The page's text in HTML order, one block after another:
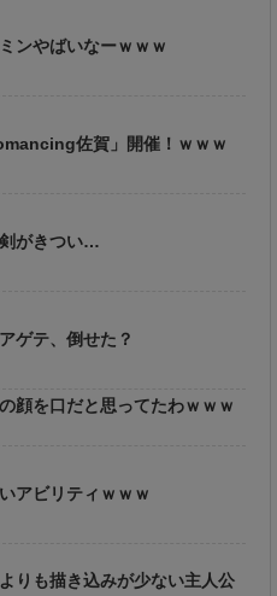
ンやばいなーｗｗｗ
佐賀」開催！ｗｗｗ
剣がきつい…
ゲテ、倒せた？
顔を口だと思ってたわｗｗｗ
アビリティｗｗｗ
りも描き込みが少ない主人公